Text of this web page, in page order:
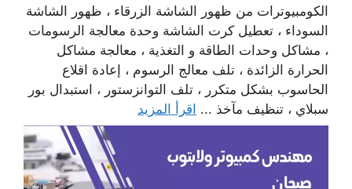
الكومبيوترات من ظهور الشاشة الزرقاء ، ظهور الشاشة
السوداء ، تعطيل كرت الشاشة وحدة معالجة الرسومات
، مشاكل وحدات الطاقة و التغذية ، معالجة مشاكل
الحرارة الزائدة ، تلف معالج الرسوم ، إعادة اقلاع
الحاسوب بشكل متكرر ، تلف التوانزستور ، استبدال بور
سبلاي ، تنظيف مآخذ ... اقرأ المزيد